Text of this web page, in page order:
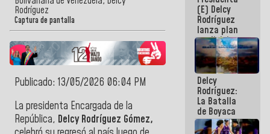
Rodríguez
Captura de pantalla
Publicado: 13/05/2026 06:04 PM
La presidenta Encargada de la
República, Delcy Rodríguez Gómez,
sísmica en
la última
semana
(E) Delcy
Rodríguez
lanza plan
crediticio
con subsidio
a Juntas de
Condominio
Delcy
Rodríguez:
La Batalla
de Boyaca
representa